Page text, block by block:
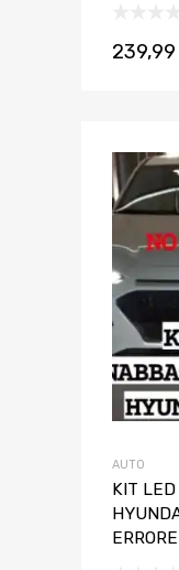
239,99
AUTO
KIT